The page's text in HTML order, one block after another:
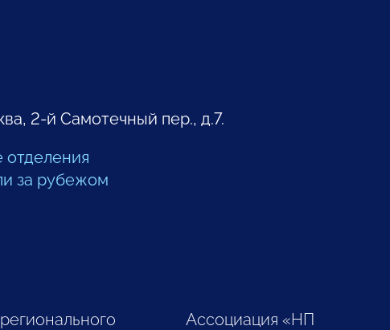
2-й Самотечный пер., д.7.
отделения
за рубежом
Ассоциация «НП